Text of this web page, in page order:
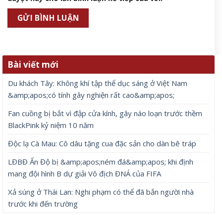
Bài viết mới
Du khách Tây: Không khí tập thể dục sáng ở Việt Nam
&amp;apos;có tính gây nghiện rất cao&amp;apos;
Fan cuồng bị bắt vì đập cửa kính, gây náo loạn trước thềm
BlackPink kỷ niệm 10 năm
Độc lạ Cà Mau: Cô dâu tặng cua đặc sản cho dàn bê tráp
LĐBĐ Ấn Độ bị &amp;apos;ném đá&amp;apos; khi định
mang đội hình B dự giải Vô địch ĐNÁ của FIFA
Xả súng ở Thái Lan: Nghi phạm có thể đã bắn người nhà
trước khi đến trường